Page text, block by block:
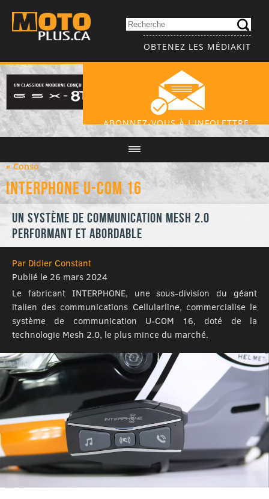
OBTENEZ LES MÉDIAKIT
ABONNEZ-VOUS À L'INFOLETTRE
« Conso
INTERPHONE U-COM 16
Un système de communication Mesh 2.0
performant et abordable
Par Didier Constant
Publié le 26 mars 2024
Le fabricant INTERPHONE, une sous-division du géant
italien des communications Cellularline, commercialise le
système de communication U-COM 16, doté de la
technologie Mesh 2.0, le plus mince du marché.